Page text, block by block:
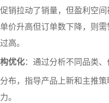
销拉动了销量，但盈利空
价升高但订单数下降，则
高。
优化：通过分析不同品类
布，指导产品上新和主推
。